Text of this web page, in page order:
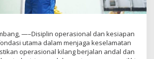
—–Disiplin operasional dan kesiapan
utama dalam menjaga keselamatan
operasional kilang berjalan andal dan